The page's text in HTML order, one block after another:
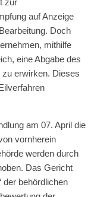
zur
auf Anzeige
Doch
mithilfe
eine Abgabe des
erwirken. Dieses
am 07. April die
vornherein
werden durch
Das Gericht
der behördlichen